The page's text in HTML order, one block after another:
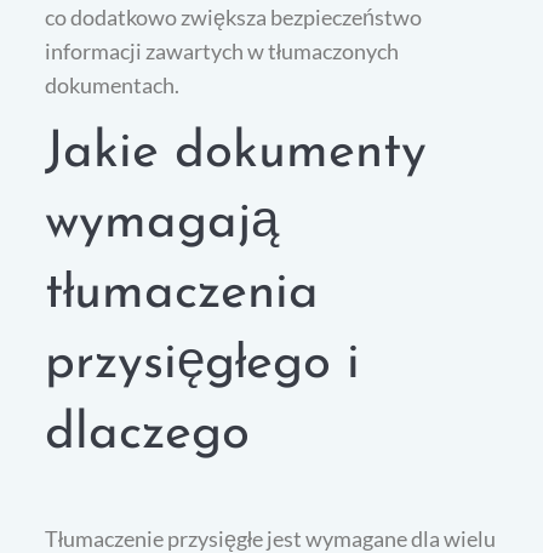
co dodatkowo zwiększa bezpieczeństwo
informacji zawartych w tłumaczonych
dokumentach.
Jakie dokumenty
wymagają
tłumaczenia
przysięgłego i
dlaczego
Tłumaczenie przysięgłe jest wymagane dla wielu